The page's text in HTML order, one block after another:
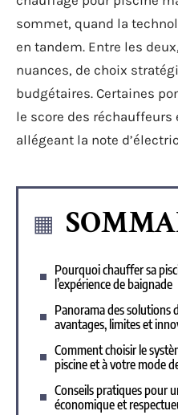
sommet, quand la
en tandem. Entre les
nuances, de choix
budgétaires. Certaines
le score des
allégeant la note
Pourquoi chauffer sa
l’expérience de baignade
Panorama des solutions
avantages, limites et
Comment choisir le
piscine et à votre mode
Conseils pratiques pour
économique et